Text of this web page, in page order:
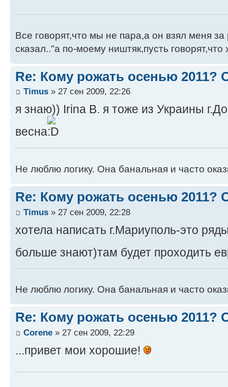
Все говорят,что мы не пара,а он взял меня за
сказал.."а по-моему ништяк,пусть говорят,что
Re: Кому рожать осенью 2011?
Timus » 27 сен 2009, 22:26
я знаю)) Irina B. я тоже из Украины
весна
Не люблю логику. Она банальная и часто
Re: Кому рожать осенью 2011?
Timus » 27 сен 2009, 22:28
хотела написать г.Мариуполь-это
больше знают)там будет проходить
Не люблю логику. Она банальная и часто
Re: Кому рожать осенью 2011?
Corene » 27 сен 2009, 22:29
...привет мои хорошие!